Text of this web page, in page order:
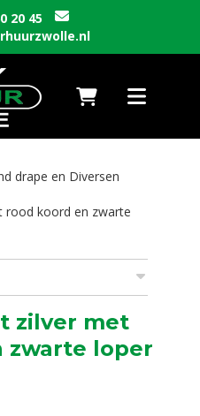
20 45
Naar winkelwagen
Toggle
drape en Diversen
rood koord en zwarte
zilver met
zwarte loper